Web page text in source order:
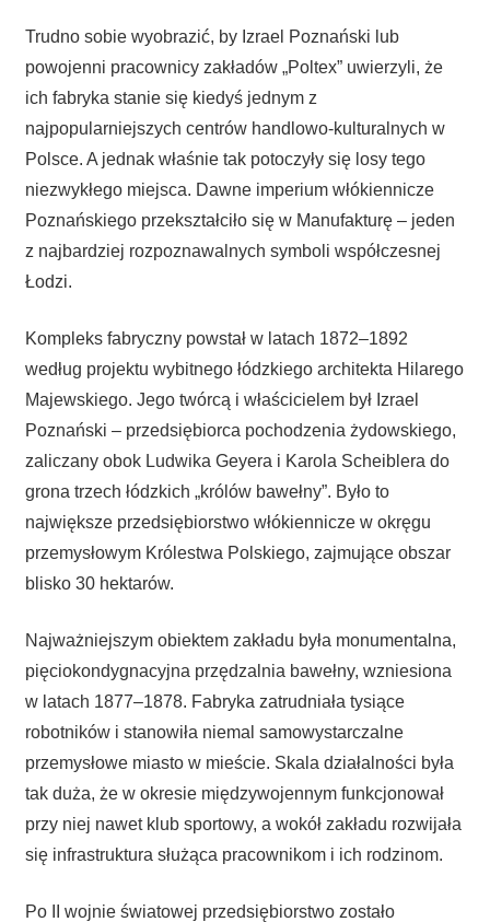
Trudno sobie wyobrazić, by Izrael Poznański lub
powojenni pracownicy zakładów „Poltex” uwierzyli, że
ich fabryka stanie się kiedyś jednym z
najpopularniejszych centrów handlowo-kulturalnych w
Polsce. A jednak właśnie tak potoczyły się losy tego
niezwykłego miejsca. Dawne imperium włókiennicze
Poznańskiego przekształciło się w Manufakturę – jeden
z najbardziej rozpoznawalnych symboli współczesnej
Łodzi.
Kompleks fabryczny powstał w latach 1872–1892
według projektu wybitnego łódzkiego architekta Hilarego
Majewskiego. Jego twórcą i właścicielem był Izrael
Poznański – przedsiębiorca pochodzenia żydowskiego,
zaliczany obok Ludwika Geyera i Karola Scheiblera do
grona trzech łódzkich „królów bawełny”. Było to
największe przedsiębiorstwo włókiennicze w okręgu
przemysłowym Królestwa Polskiego, zajmujące obszar
blisko 30 hektarów.
Najważniejszym obiektem zakładu była monumentalna,
pięciokondygnacyjna przędzalnia bawełny, wzniesiona
w latach 1877–1878. Fabryka zatrudniała tysiące
robotników i stanowiła niemal samowystarczalne
przemysłowe miasto w mieście. Skala działalności była
tak duża, że w okresie międzywojennym funkcjonował
przy niej nawet klub sportowy, a wokół zakładu rozwijała
się infrastruktura służąca pracownikom i ich rodzinom.
Po II wojnie światowej przedsiębiorstwo zostało